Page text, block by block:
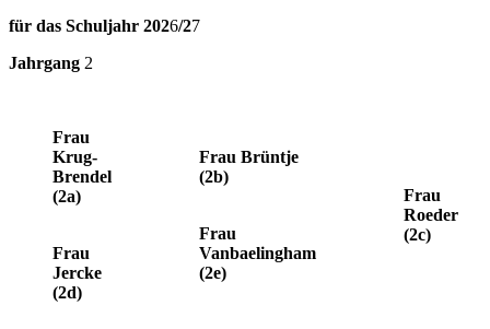
für das Schuljahr 2026/27
Jahrgang 2
Frau
Krug-
Brendel
(2a)
Frau
Jercke
(2d)
Frau Brüntje
(2b)
Frau
Vanbaelingham
(2e)
Frau
Roeder
(2c)